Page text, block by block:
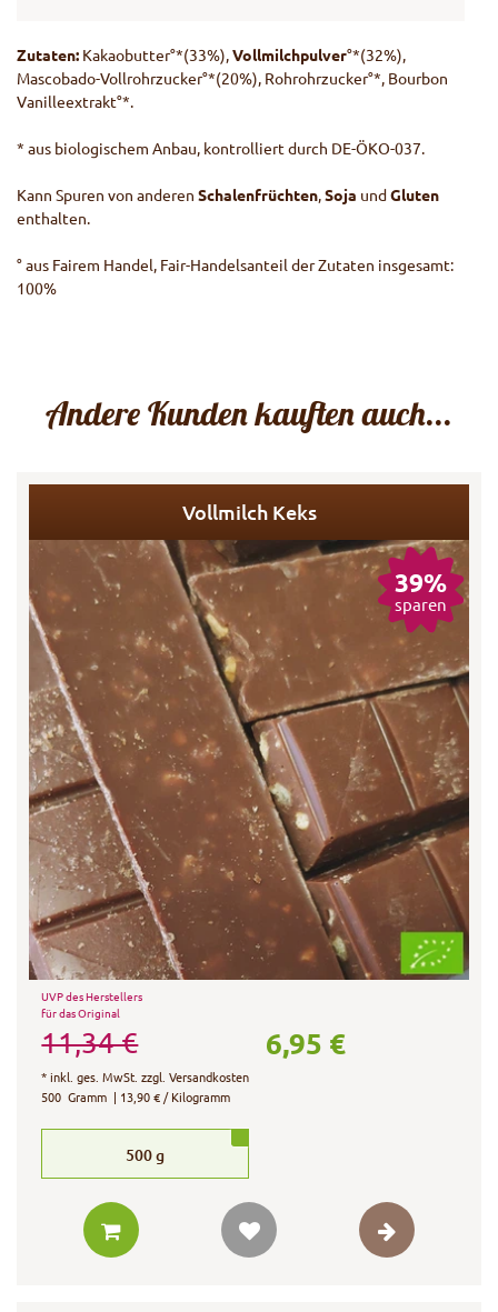
Zutaten: Kakaobutter°*(33%),Vollmilchpulver°*(32%),
Mascobado-Vollrohrzucker°*(20%), Rohrohrzucker°*, Bourbon
Vanilleextrakt°*.
* aus biologischem Anbau, kontrolliert durch DE-ÖKO-037.
Kann Spuren von anderen Schalenfrüchten,Soja undGluten
enthalten.
° aus Fairem Handel, Fair-Handelsanteil der Zutaten insgesamt:
100%
Andere Kunden kauften auch...
Vollmilch Keks
39%
sparen
UVP des Herstellers
für das Original
11,34 € 6,95 €
*inkl. ges. MwSt. zzgl.Versandkosten
500 Gramm | 13,90 € / Kilogramm
500g